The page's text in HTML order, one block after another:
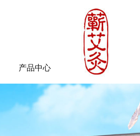
产品中心